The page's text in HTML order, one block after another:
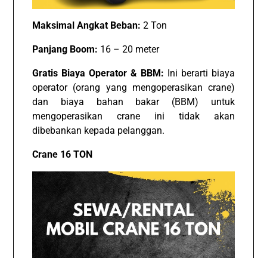
Maksimal Angkat Beban: 2 Ton
Panjang Boom: 16 – 20 meter
Gratis Biaya Operator & BBM: Ini berarti biaya
operator (orang yang mengoperasikan crane)
dan biaya bahan bakar (BBM) untuk
mengoperasikan crane ini tidak akan
dibebankan kepada pelanggan.
Crane 16 TON